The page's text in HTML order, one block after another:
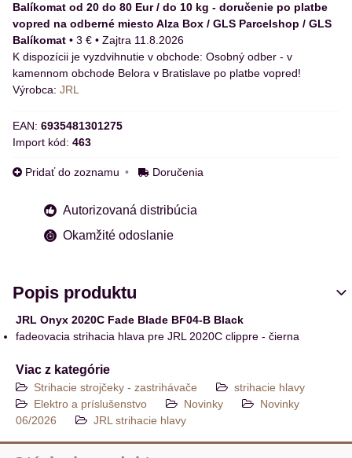
Balíkomat od 20 do 80 Eur / do 10 kg - doručenie po platbe
vopred na odberné miesto Alza Box / GLS Parcelshop / GLS
Balíkomat • 3 € • Zajtra 11.8.2026
Osobný odber - v
kamennom obchode Belora v Bratislave po platbe vopred!
Výrobca: JRL
EAN: 6935481301275
Import kód: 463
Pridať do zoznamu Doručenia
Autorizovaná distribúcia
Okamžité odoslanie
Popis produktu
JRL Onyx 2020C Fade Blade BF04-B Black
fadeovacia strihacia hlava pre JRL 2020C clippre - čierna
Viac z kategórie
Strihacie strojčeky - zastrihávače
strihacie hlavy
Elektro a príslušenstvo
Novinky
Novinky
06/2026
JRL strihacie hlavy